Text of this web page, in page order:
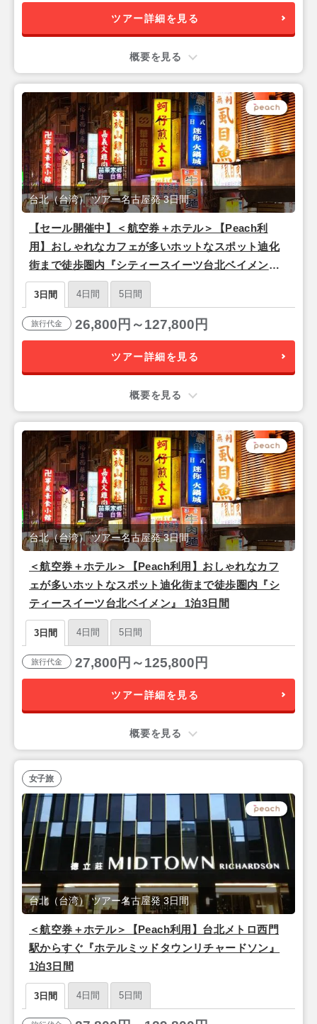
ツアー詳細を見る
概要を見る
【セール開催中】＜航空券＋ホテル＞【Peach利
用】おしゃれなカフェが多いホットなスポット迪化
街まで徒歩圏内『シティースイーツ台北ベイメン』
1泊3日間
台北（台湾） ツアー名古屋発 3日間
3日間 4日間 5日間
旅行代金 26,800円～127,800円
ツアー詳細を見る
概要を見る
＜航空券＋ホテル＞【Peach利用】おしゃれなカフ
ェが多いホットなスポット迪化街まで徒歩圏内『シ
ティースイーツ台北ベイメン』 1泊3日間
台北（台湾） ツアー名古屋発 3日間
3日間 4日間 5日間
旅行代金 27,800円～125,800円
ツアー詳細を見る
概要を見る
＜航空券＋ホテル＞【Peach利用】台北メトロ西門
駅からすぐ『ホテルミッドタウンリチャードソン』
1泊3日間
台北（台湾） ツアー名古屋発 3日間
女子旅
3日間 4日間 5日間